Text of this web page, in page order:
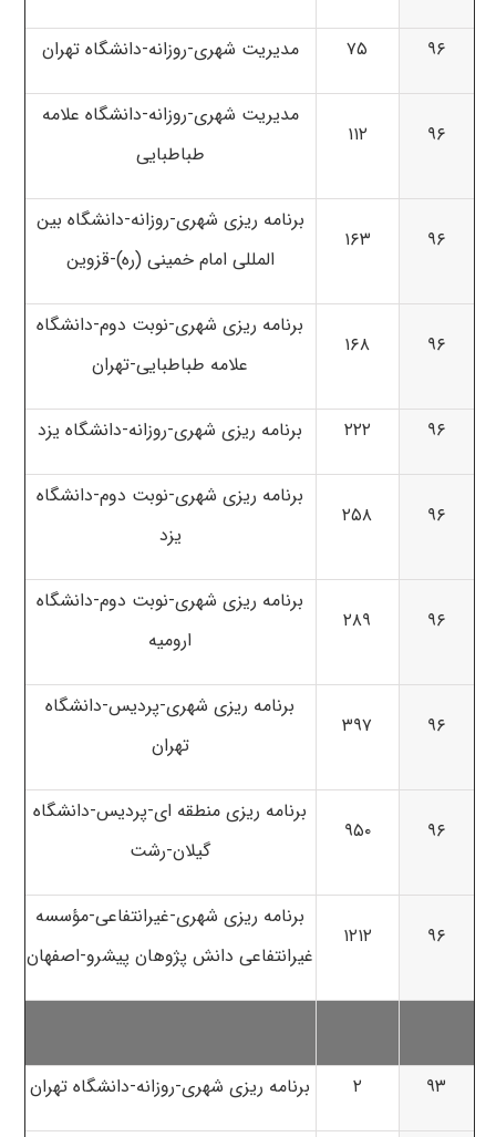
۹۶ ۷۵ مدیریت شهری-روزانه-دانشگاه تهران
۹۶ ۱۱۲
مدیریت شهری-روزانه-دانشگاه علامه
طباطبایی
۹۶ ۱۶۳
برنامه ریزی شهری-روزانه-دانشگاه بین
المللی امام خمینی (ره)-قزوین
۹۶ ۱۶۸
برنامه ریزی شهری-نوبت دوم-دانشگاه
علامه طباطبایی-تهران
۹۶ ۲۲۲ برنامه ریزی شهری-روزانه-دانشگاه یزد
۹۶ ۲۵۸
برنامه ریزی شهری-نوبت دوم-دانشگاه
یزد
۹۶ ۲۸۹
برنامه ریزی شهری-نوبت دوم-دانشگاه
ارومیه
۹۶ ۳۹۷
برنامه ریزی شهری-پردیس-دانشگاه
تهران
۹۶ ۹۵۰
برنامه ریزی منطقه ای-پردیس-دانشگاه
گیلان-رشت
۹۶ ۱۲۱۲
برنامه ریزی شهری-غیرانتفاعی-مؤسسه
غیرانتفاعی دانش پژوهان پیشرو-اصفهان
۹۳ ۲ برنامه ریزی شهری-روزانه-دانشگاه تهران